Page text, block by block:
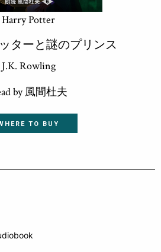
Harry Potter
ターと謎のプリンス
J.K. Rowling
by 風間杜夫
TO BUY